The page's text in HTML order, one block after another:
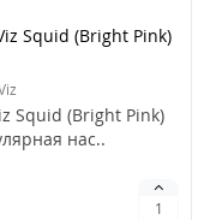
Squid (Bright Pink)
Squid (Bright Pink)
нас..